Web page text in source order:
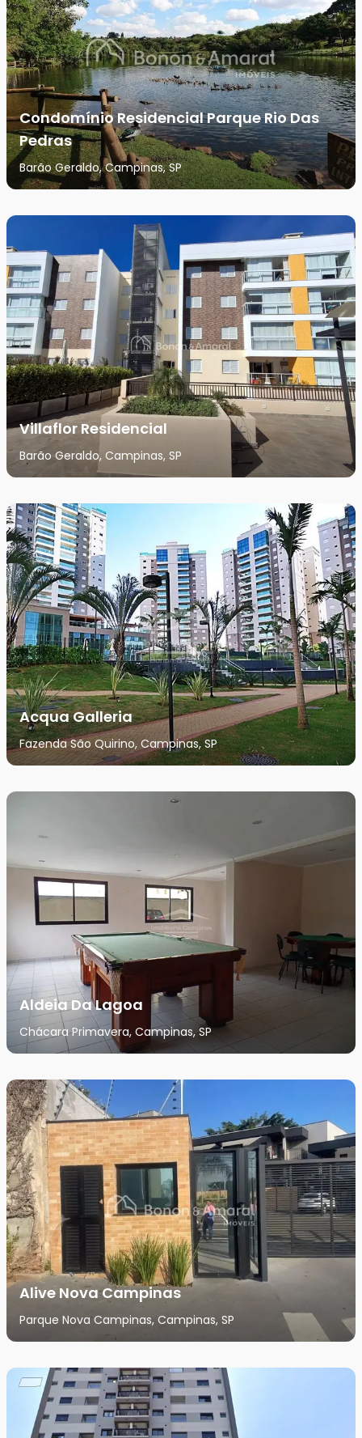
Condomínio Residencial Parque Rio Das
Pedras
Barão Geraldo, Campinas, SP
Villaflor Residencial
Barão Geraldo, Campinas, SP
Acqua Galleria
Fazenda São Quirino, Campinas, SP
Aldeia Da Lagoa
Chácara Primavera, Campinas, SP
Alive Nova Campinas
Parque Nova Campinas, Campinas, SP